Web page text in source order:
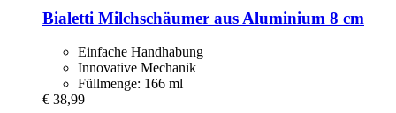
Bialetti Milchschäumer aus Aluminium 8 cm
Einfache Handhabung
Innovative Mechanik
Füllmenge: 166 ml
€ 38,99